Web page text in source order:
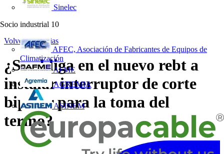
Sinelec
Socio industrial 10
AFEC, Asociación de Fabricantes de Equipos de
Climatización
AFME
AGREMIA
ASINEM
Volver a Noticias
¿Se obliga en el nuevo rebt a
instalar interruptor de corte
bipolar para la toma del
termo?